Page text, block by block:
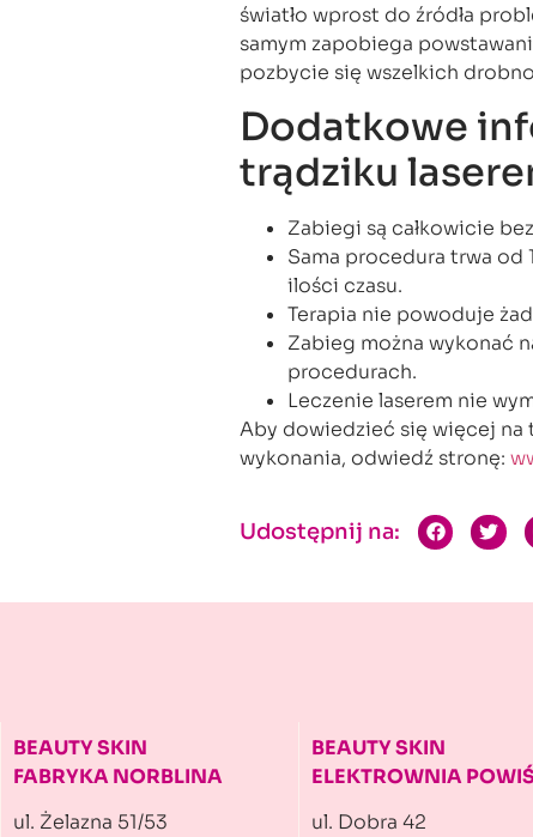
światło wprost do źródła
samym zapobiega
pozbycie się wszelkich
Dodatkowe
trądziku
Zabiegi są całkowicie
Sama procedura trwa
ilości czasu.
Terapia nie powoduje
Zabieg można wykonać
procedurach.
Leczenie laserem nie
Aby dowiedzieć się więcej na
wykonania, odwiedź stronę:
Udostępnij na:
BEAUTY SKIN
FABRYKA NORBLINA
ul. Żelazna 51/53
BEAUTY SKIN
ELEKTROWNIA
ul. Dobra 42